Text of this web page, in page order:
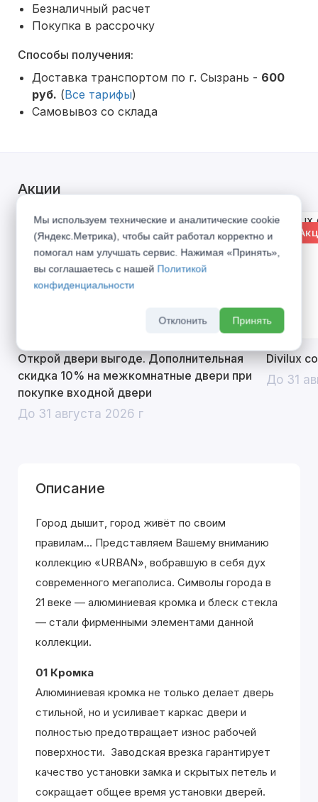
Безналичный расчет
Покупка в рассрочку
Способы получения:
Доставка транспортом по г. Сызрань - 600
руб. (Все тарифы)
Самовывоз со склада
Акции
% Акция
Открой двери выгоде. Дополнительная
скидка 10% на межкомнатные двери при
покупке входной двери
До 31 августа 2026 г
%
Divilux
До 31
Описание
Город дышит, город живёт по своим
правилам... Представляем Вашему вниманию
коллекцию «URBAN», вобравшую в себя дух
современного мегаполиса. Символы города в
21 веке — алюминиевая кромка и блеск стекла
— стали фирменными элементами данной
коллекции.
01 Кромка
Алюминиевая кромка не только делает дверь
стильной, но и усиливает каркас двери и
полностью предотвращает износ рабочей
поверхности. Заводская врезка гарантирует
качество установки замка и скрытых петель и
сокращает общее время установки дверей.
Мы используем технические и аналитические cookie
(Яндекс.Метрика), чтобы сайт работал корректно и
помогал нам улучшать сервис. Нажимая «Принять»,
вы соглашаетесь с нашей Политикой
конфиденциальности
Отклонить Принять